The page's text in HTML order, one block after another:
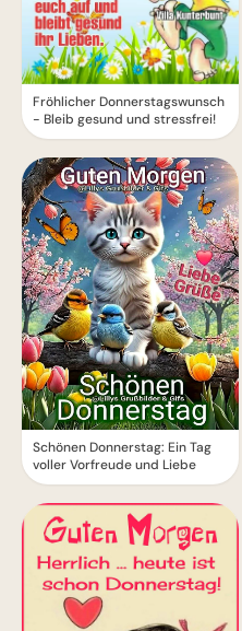
Fröhlicher Donnerstagswunsch
- Bleib gesund und stressfrei!
Schönen Donnerstag: Ein Tag
voller Vorfreude und Liebe